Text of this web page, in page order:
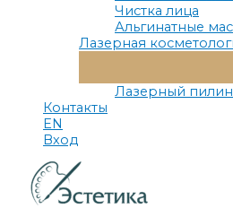
Чистка лица
Альгинатные
Лазерная
Лазерный
Контакты
EN
Вход